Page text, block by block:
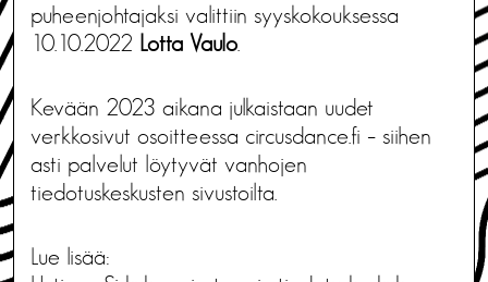
puheenjohtajaksi valittiin syyskokouksessa
10.10.2022 Lotta Vaulo
Kevään 2023 aikana julkaistaan uudet
verkkosivut osoitteessa circusdance.fi – siihen
asti palvelut löytyvät vanhojen
tiedotuskeskusten sivustoilta.
Lue lisää: